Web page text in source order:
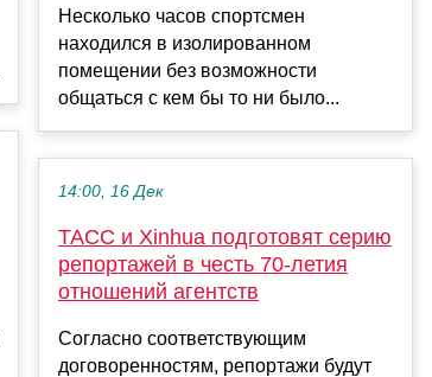
Несколько часов спортсмен
находился в изолированном
помещении без возможности
общаться с кем бы то ни было...
14:00, 16 Дек
ТАСС и Xinhua подготовят серию
репортажей в честь 70-летия
отношений агентств
Согласно соответствующим
договоренностям, репортажи будут